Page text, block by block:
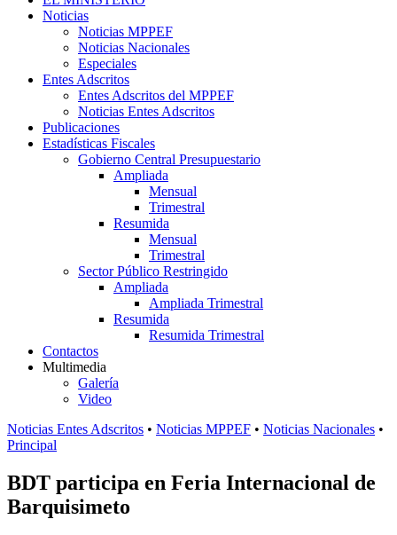
Noticias
Noticias MPPEF
Noticias Nacionales
Especiales
Entes Adscritos
Entes Adscritos del MPPEF
Noticias Entes Adscritos
Publicaciones
Estadísticas Fiscales
Gobierno Central Presupuestario
Ampliada
Mensual
Trimestral
Resumida
Mensual
Trimestral
Sector Público Restringido
Ampliada
Ampliada Trimestral
Resumida
Resumida Trimestral
Contactos
Multimedia
Galería
Video
Noticias Entes Adscritos • Noticias MPPEF • Noticias Nacionales •
Principal
BDT participa en Feria Internacional de
Barquisimeto